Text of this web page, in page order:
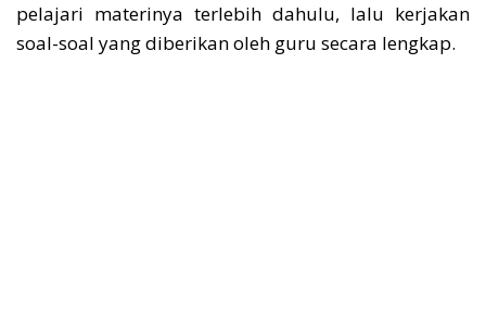
pelajari materinya terlebih dahulu, lalu kerjakan
soal-soal yang diberikan oleh guru secara lengkap.